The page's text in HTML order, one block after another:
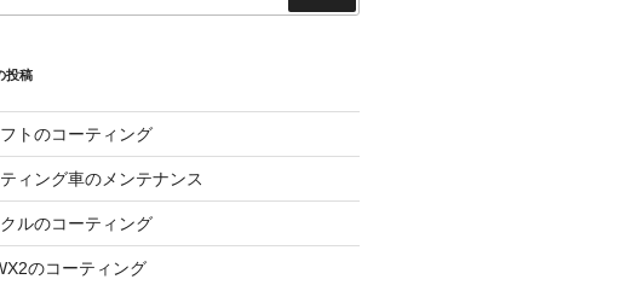
索
投稿
トのコーティング
ィング車のメンテナンス
ルのコーティング
のコーティング